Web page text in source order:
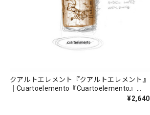
クアルトエレメント『クアルトエレメント』
｜Cuartoelemento『Cuartoelemento』
¥2,640